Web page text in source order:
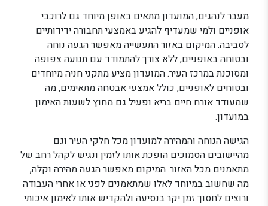
מעבר לנהגים, המועדון מתאים באופן מיוחד גם לרוכבי
אופניים ולמי שמעדיף להגיע באמצעי תחבורה ידידותיים
לסביבה. המיקום באזור התעשייה מאפשר הגעה נוחה
ובטוחה באופניים, ללא צורך להתמודד עם תנועה צפופה
ומסוכנת במרכז העיר. המועדון מציע מתקני חניה מיוחדים
ובטוחים לאופניים, כולל אמצעי אבטחה מתאימים, מה
שמעודד אורח חיים בריא ופעיל גם מחוץ לשעות האימון
במועדון.
הגישה הנוחה והמהירה למועדון מכל חלקי העיר וגם
מהיישובים הסמוכים הופכת אותו לזמין ונגיש לקהל רחב של
מתאמנים מכל האזור. המיקום מאפשר הגעה מהירה וקלה,
מה שחשוב במיוחד לאלו שמתאמנים לפני או אחרי העבודה
ורוצים לחסוך זמן יקר בנסיעה ולהקדיש אותו לאימון איכותי.